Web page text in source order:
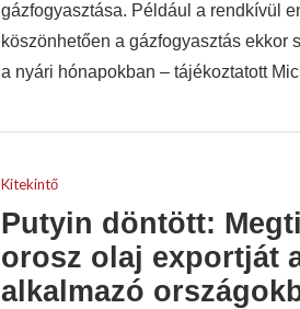
gázfogyasztása. Például a rendkívül
köszönhetően a gázfogyasztás ekkor
a nyári hónapokban – tájékoztatott
Kitekintő
Putyin döntött:
orosz olaj exportját
alkalmazó